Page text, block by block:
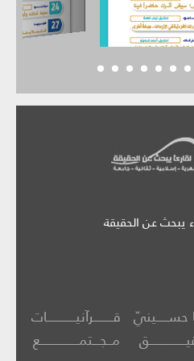
يبحث عن الحقيقة
حســـــينيّ
قــــــــرآنيــــــــــــات
مــجـــتمــــــــــــــــع